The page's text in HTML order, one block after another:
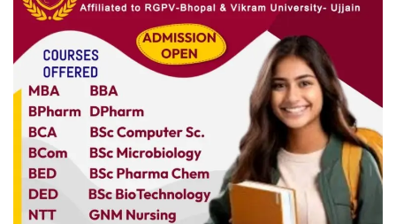
यात्री सरोकार
कर्मचारी सरोकार
कारोबार सरोकार
साहित्य सरोकार
सेहत सरोकार